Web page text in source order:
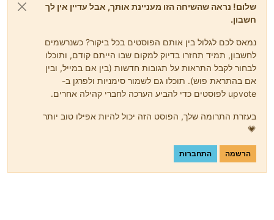
שלום! נראה שהשיחה הזו מעניינת אותך, אבל עדיין אין לך
חשבון.
נמאס לכם לגלול בין אותם הפוסטים בכל ביקור? כשנרשמים
לחשבון, תמיד תחזרו בדיוק למקום שבו הייתם קודם, ותוכלו
לבחור לקבל התראות על תגובות חדשות (בין אם במייל, ובין
אם בהתראת פוש). תוכלו גם לשמור סימניות ולפרגן ב-
upvote לפוסטים כדי להביע הערכה לחברי קהילה אחרים.
בעזרת התרומה שלך, הפוסט הזה יכול להיות אפילו טוב יותר
💗
הרשמה התחברות